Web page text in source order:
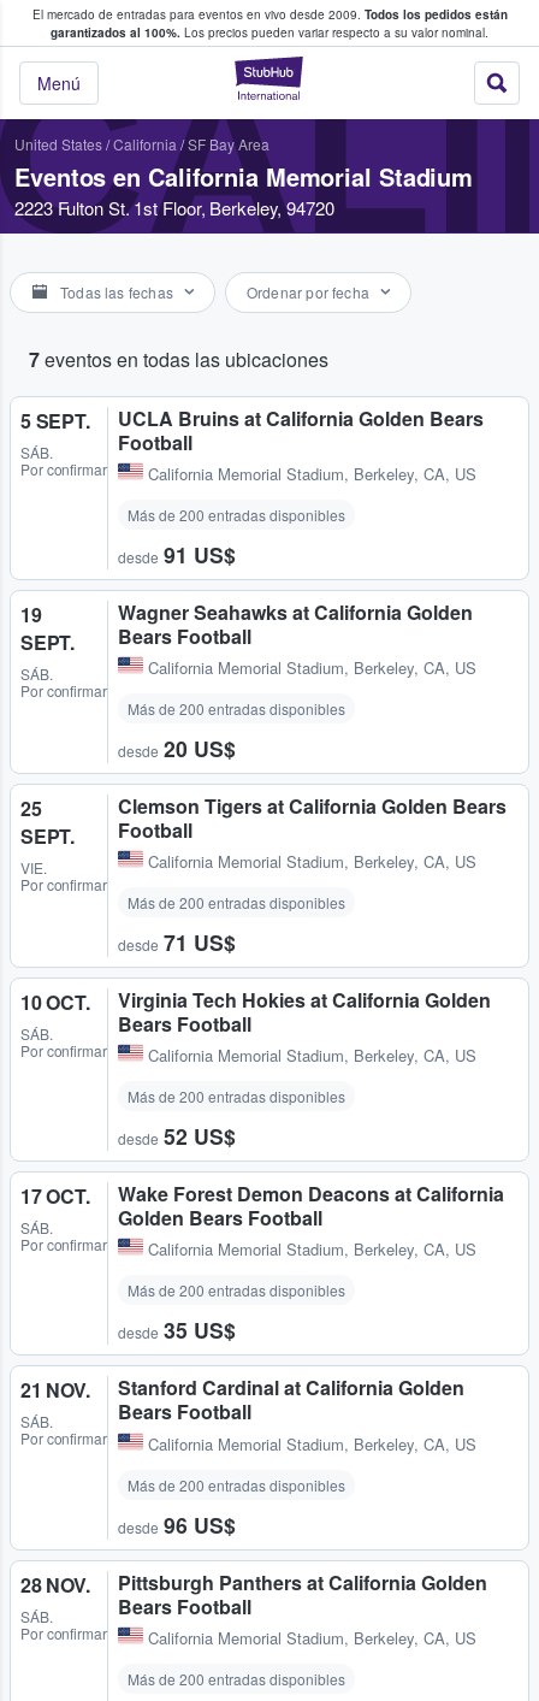
El mercado de entradas para eventos en vivo desde 2009. Todos los pedidos están
garantizados al 100%. Los precios pueden variar respecto a su valor nominal.
StubHub:
Menú
y venta de entradas entre fans
United States/California /SF Bay Area
Eventos en California Memorial Stadium
2223 Fulton St. 1st Floor, Berkeley, 94720
Todas las fechas Ordenar por fecha
7eventos en todas las ubicaciones
5 SEPT.
SÁB.
Por confirmar
UCLA Bruins at California Golden Bears
Football
California Memorial Stadium, Berkeley, CA, US
Más de 200 entradas disponibles
desde 91 US$
19
SEPT.
SÁB.
Por confirmar
Wagner Seahawks at California Golden
Bears Football
California Memorial Stadium, Berkeley, CA, US
Más de 200 entradas disponibles
desde 20 US$
25
SEPT.
VIE.
Por confirmar
Clemson Tigers at California Golden Bears
Football
California Memorial Stadium, Berkeley, CA, US
Más de 200 entradas disponibles
desde 71 US$
10 OCT.
SÁB.
Por confirmar
Virginia Tech Hokies at California Golden
Bears Football
California Memorial Stadium, Berkeley, CA, US
Más de 200 entradas disponibles
desde 52 US$
17 OCT.
SÁB.
Por confirmar
Wake Forest Demon Deacons at California
Golden Bears Football
California Memorial Stadium, Berkeley, CA, US
Más de 200 entradas disponibles
desde 35 US$
21 NOV.
SÁB.
Por confirmar
Stanford Cardinal at California Golden
Bears Football
California Memorial Stadium, Berkeley, CA, US
Más de 200 entradas disponibles
desde 96 US$
28 NOV.
SÁB.
Por confirmar
Pittsburgh Panthers at California Golden
Bears Football
California Memorial Stadium, Berkeley, CA, US
Más de 200 entradas disponibles